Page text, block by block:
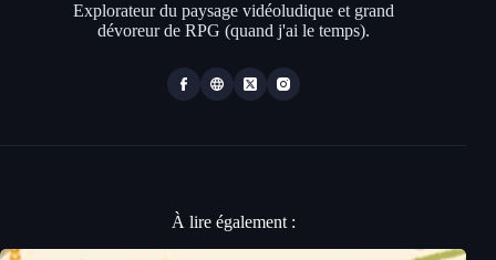
Explorateur du paysage vidéoludique et grand
dévoreur de RPG (quand j'ai le temps).
À lire également :